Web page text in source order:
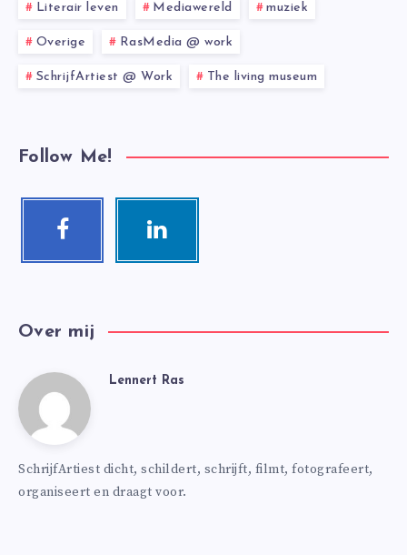
Literair leven Mediawereld muziek
Overige RasMedia @ work
SchrijfArtiest @ Work The living museum
Follow Me!
Facebook Linkedin
Over mij
Lennert
Ras
Lennert Ras
SchrijfArtiest dicht, schildert, schrijft, filmt, fotografeert,
organiseert en draagt voor.